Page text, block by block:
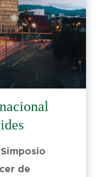
de